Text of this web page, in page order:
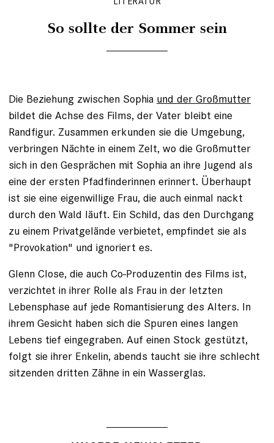
So sollte der Sommer sein
Die Beziehung zwischen Sophia und der Großmutter
bildet die Achse des Films, der Vater bleibt eine
Randfigur. Zusammen erkunden sie die Umgebung,
verbringen Nächte in einem Zelt, wo die Großmutter
sich in den Gesprächen mit Sophia an ihre Jugend als
eine der ersten Pfadfinderinnen erinnert. Überhaupt
ist sie eine eigenwillige Frau, die auch einmal nackt
durch den Wald läuft. Ein Schild, das den Durchgang
zu einem Privatgelände verbietet, empfindet sie als
"Provokation" und ignoriert es.
Glenn Close, die auch Co-Produzentin des Films ist,
verzichtet in ihrer Rolle als Frau in der letzten
Lebensphase auf jede Romantisierung des Alters. In
ihrem Gesicht haben sich die Spuren eines langen
Lebens tief eingegraben. Auf einen Stock gestützt,
folgt sie ihrer Enkelin, abends taucht sie ihre schlecht
sitzenden dritten Zähne in ein Wasserglas.